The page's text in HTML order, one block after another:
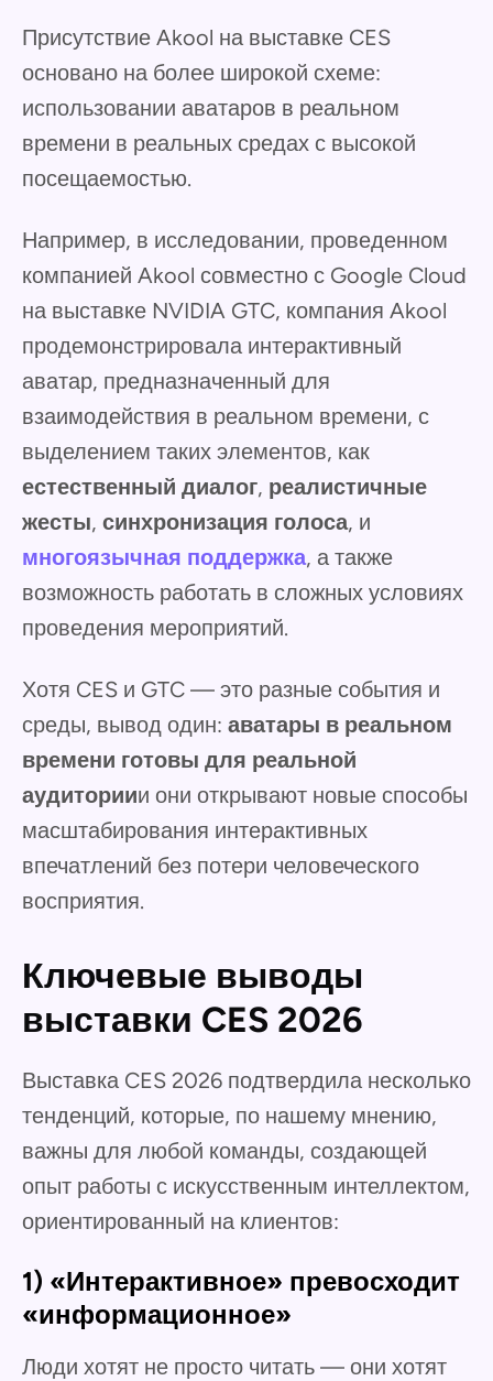
Присутствие Akool на выставке CES
основано на более широкой схеме:
использовании аватаров в реальном
времени в реальных средах с высокой
посещаемостью.
Например, в исследовании, проведенном
компанией Akool совместно с Google Cloud
на выставке NVIDIA GTC, компания Akool
продемонстрировала интерактивный
аватар, предназначенный для
взаимодействия в реальном времени, с
выделением таких элементов, как
естественный диалог, реалистичные
жесты, синхронизация голоса, и
многоязычная поддержка, а также
возможность работать в сложных условиях
проведения мероприятий.
Хотя CES и GTC — это разные события и
среды, вывод один: аватары в реальном
времени готовы для реальной
аудиториии они открывают новые способы
масштабирования интерактивных
впечатлений без потери человеческого
восприятия.
Ключевые выводы
выставки CES 2026
Выставка CES 2026 подтвердила несколько
тенденций, которые, по нашему мнению,
важны для любой команды, создающей
опыт работы с искусственным интеллектом,
ориентированный на клиентов:
1) «Интерактивное» превосходит
«информационное»
Люди хотят не просто читать — они хотят